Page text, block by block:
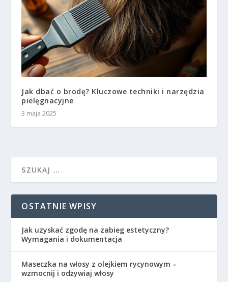
Jak dbać o brodę? Kluczowe techniki i narzędzia
pielęgnacyjne
3 maja 2025
OSTATNIE WPISY
Jak uzyskać zgodę na zabieg estetyczny?
Wymagania i dokumentacja
Maseczka na włosy z olejkiem rycynowym –
wzmocnij i odżywiaj włosy